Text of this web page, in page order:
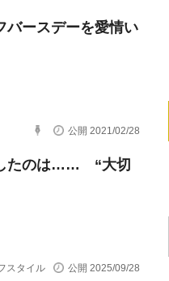
バースデーを愛情い
公開 2021/02/28
したのは…… “大切
スタイル 公開 2025/09/28